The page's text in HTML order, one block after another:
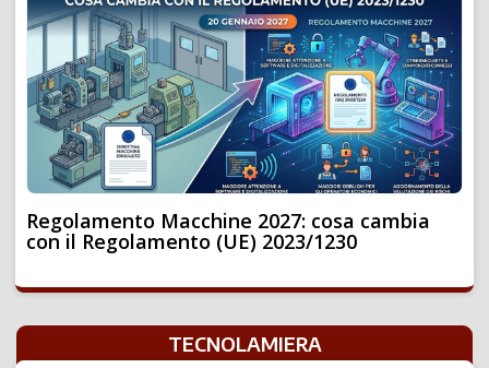
Regolamento Macchine 2027: cosa cambia
con il Regolamento (UE) 2023/1230
TECNOLAMIERA